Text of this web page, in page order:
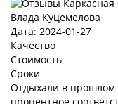
Влада Куцемелова
Дата: 2024-01-27
Качество
Стоимость
Сроки
Отдыхали в прошлом